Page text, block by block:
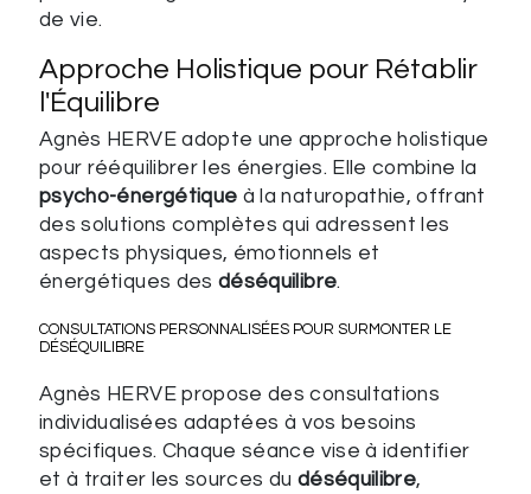
de vie.
Approche Holistique pour Rétablir
l'Équilibre
Agnès HERVE adopte une approche holistique
pour rééquilibrer les énergies. Elle combine la
psycho-énergétique à la naturopathie, offrant
des solutions complètes qui adressent les
aspects physiques, émotionnels et
énergétiques des déséquilibre.
CONSULTATIONS PERSONNALISÉES POUR SURMONTER LE
DÉSÉQUILIBRE
Agnès HERVE propose des consultations
individualisées adaptées à vos besoins
spécifiques. Chaque séance vise à identifier
et à traiter les sources du déséquilibre,